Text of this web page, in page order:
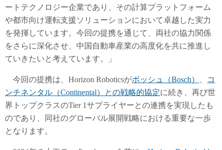
ートテクノロジー企業であり、その計算プラットフォーム
や都市向け運転支援ソリューションにおいて卓越した実力
を発揮しています。今回の提携を通じて、両社の協力関係
をさらに深化させ、中国自動車産業の高度化を共に推進し
ていきたいと考えています。」
今回の提携は、Horizon Roboticsがボッシュ（Bosch）
コ
ンチネンタル（Continental）との戦略的協定に続き、再び世
界トップクラスのTier 1サプライヤーとの連携を実現したも
のであり、同社のグローバル展開戦略における重要な一歩
となります。